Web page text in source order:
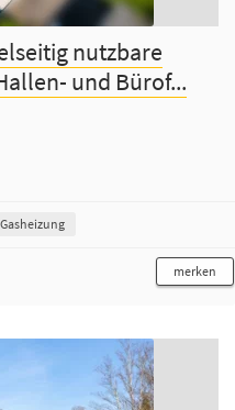
nutzbare
und Bürof...
Gasheizung
merken